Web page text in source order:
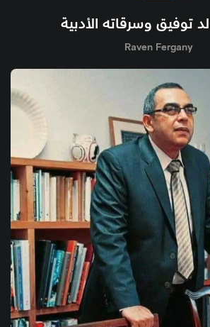
توفيق وسرقاته الأدبية
Raven Fergany